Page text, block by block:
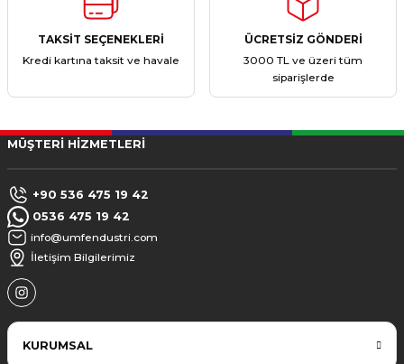
TAKSİT SEÇENEKLERİ
Kredi kartına taksit ve havale
ÜCRETSİZ GÖNDERİ
3000 TL ve üzeri tüm
siparişlerde
MÜŞTERİ HİZMETLERİ
+90 536 475 19 42
0536 475 19 42
info@umfendustri.com
İletişim Bilgilerimiz
KURUMSAL